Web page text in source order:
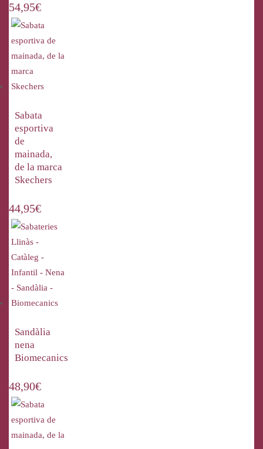
54,95€
Sabata
esportiva
de
mainada,
de la marca
Skechers
44,95€
Sandàlia
nena
Biomecanics
48,90€